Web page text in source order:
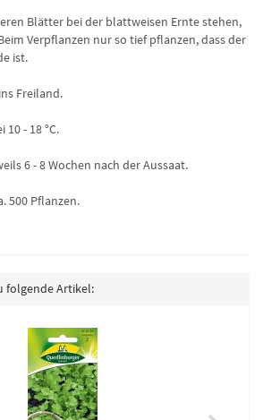
Blätter bei der blattweisen Ernte stehen,
Verpflanzen nur so tief pflanzen, dass der
ist.
Freiland.
10 - 18 °C.
6 - 8 Wochen nach der Aussaat.
500 Pflanzen.
folgende Artikel: